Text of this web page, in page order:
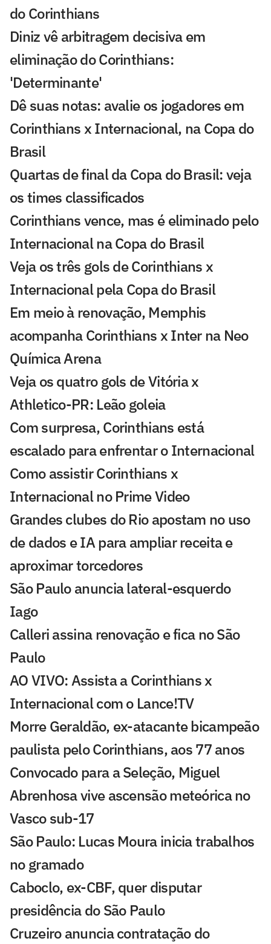
do Corinthians
Diniz vê arbitragem decisiva em
eliminação do Corinthians:
'Determinante'
Dê suas notas: avalie os jogadores em
Corinthians x Internacional, na Copa do
Brasil
Quartas de final da Copa do Brasil: veja
os times classificados
Corinthians vence, mas é eliminado pelo
Internacional na Copa do Brasil
Veja os três gols de Corinthians x
Internacional pela Copa do Brasil
Em meio à renovação, Memphis
acompanha Corinthians x Inter na Neo
Química Arena
Veja os quatro gols de Vitória x
Athletico-PR: Leão goleia
Com surpresa, Corinthians está
escalado para enfrentar o Internacional
Como assistir Corinthians x
Internacional no Prime Video
Grandes clubes do Rio apostam no uso
de dados e IA para ampliar receita e
aproximar torcedores
São Paulo anuncia lateral-esquerdo
Iago
Calleri assina renovação e fica no São
Paulo
AO VIVO: Assista a Corinthians x
Internacional com o Lance!TV
Morre Geraldão, ex-atacante bicampeão
paulista pelo Corinthians, aos 77 anos
Convocado para a Seleção, Miguel
Abrenhosa vive ascensão meteórica no
Vasco sub-17
São Paulo: Lucas Moura inicia trabalhos
no gramado
Caboclo, ex-CBF, quer disputar
presidência do São Paulo
Cruzeiro anuncia contratação do